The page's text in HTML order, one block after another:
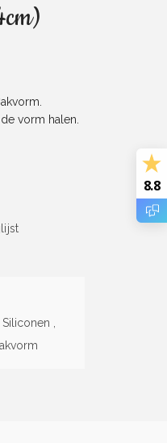
vorm halen.
Siliconen
8.8